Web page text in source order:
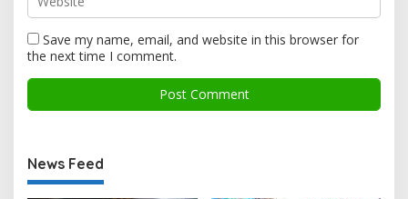
Save my name, email, and website in this browser for
the next time I comment.
News Feed